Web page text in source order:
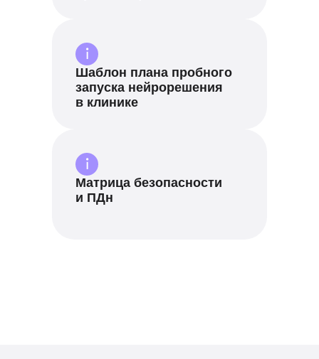
Шаблон плана пробного
запуска нейрорешения
в клинике
Матрица безопасности
и ПДн